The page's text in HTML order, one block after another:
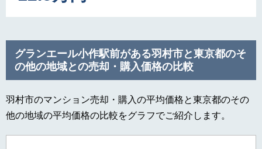
グランエール小作駅前がある羽村市と東京都のそ
の他の地域との売却・購入価格の比較
羽村市のマンション売却・購入の平均価格と東京都のその
他の地域の平均価格の比較をグラフでご紹介します。